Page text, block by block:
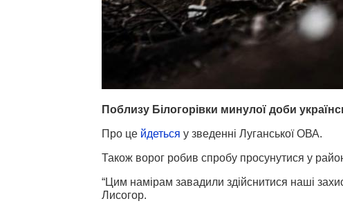
Поблизу Білогорівки минулої доби
Про це йдеться у зведенні Луганської ОВА.
Також ворог робив спробу просунутися у
“Цим намірам завадили здійснитися наші
Лисогор.